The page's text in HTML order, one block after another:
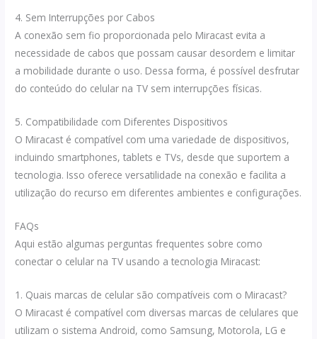
4. Sem Interrupções por Cabos
A conexão sem fio proporcionada pelo Miracast evita a
necessidade de cabos que possam causar desordem e limitar
a mobilidade durante o uso. Dessa forma, é possível desfrutar
do conteúdo do celular na TV sem interrupções físicas.
5. Compatibilidade com Diferentes Dispositivos
O Miracast é compatível com uma variedade de dispositivos,
incluindo smartphones, tablets e TVs, desde que suportem a
tecnologia. Isso oferece versatilidade na conexão e facilita a
utilização do recurso em diferentes ambientes e configurações.
FAQs
Aqui estão algumas perguntas frequentes sobre como
conectar o celular na TV usando a tecnologia Miracast:
1. Quais marcas de celular são compatíveis com o Miracast?
O Miracast é compatível com diversas marcas de celulares que
utilizam o sistema Android, como Samsung, Motorola, LG e